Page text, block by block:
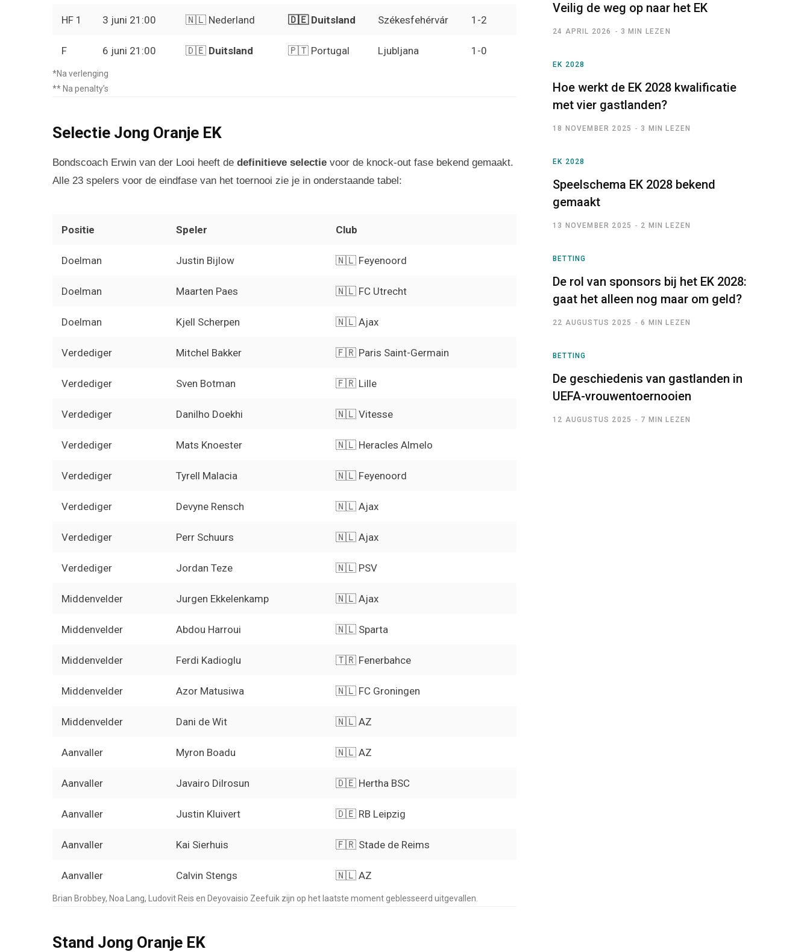
HF 1 3 juni 21:00 🇳🇱 Nederland 🇩🇪 Duitsland Székesfehérvár 1-2
F 6 juni 21:00 🇩🇪 Duitsland 🇵🇹 Portugal Ljubljana 1-0
*Na verlenging
** Na penalty’s
Selectie Jong Oranje EK
Bondscoach Erwin van der Looi heeft de definitieve selectie voor de knock-out fase bekend gemaakt.
Alle 23 spelers voor de eindfase van het toernooi zie je in onderstaande tabel:
Positie Speler Club
Doelman Justin Bijlow 🇳🇱 Feyenoord
Doelman Maarten Paes 🇳🇱 FC Utrecht
Doelman Kjell Scherpen 🇳🇱 Ajax
Verdediger Mitchel Bakker 🇫🇷 Paris Saint-Germain
Verdediger Sven Botman 🇫🇷 Lille
Verdediger Danilho Doekhi 🇳🇱 Vitesse
Verdediger Mats Knoester 🇳🇱 Heracles Almelo
Verdediger Tyrell Malacia 🇳🇱 Feyenoord
Verdediger Devyne Rensch 🇳🇱 Ajax
Verdediger Perr Schuurs 🇳🇱 Ajax
Verdediger Jordan Teze 🇳🇱 PSV
Middenvelder Jurgen Ekkelenkamp 🇳🇱 Ajax
Middenvelder Abdou Harroui 🇳🇱 Sparta
Middenvelder Ferdi Kadioglu 🇹🇷 Fenerbahce
Middenvelder Azor Matusiwa 🇳🇱 FC Groningen
Middenvelder Dani de Wit 🇳🇱 AZ
Aanvaller Myron Boadu 🇳🇱 AZ
Aanvaller Javairo Dilrosun 🇩🇪 Hertha BSC
Aanvaller Justin Kluivert 🇩🇪 RB Leipzig
Aanvaller Kai Sierhuis 🇫🇷 Stade de Reims
Aanvaller Calvin Stengs 🇳🇱 AZ
Brian Brobbey, Noa Lang, Ludovit Reis en Deyovaisio Zeefuik zijn op het laatste moment geblesseerd uitgevallen.
Stand Jong Oranje EK
Veilig de weg op naar het EK
24 APRIL 2026 3 MIN LEZEN
EK 2028
Hoe werkt de EK 2028 kwalificatie
met vier gastlanden?
18 NOVEMBER 2025 3 MIN LEZEN
EK 2028
Speelschema EK 2028 bekend
gemaakt
13 NOVEMBER 2025 2 MIN LEZEN
BETTING
De rol van sponsors bij het EK 2028:
gaat het alleen nog maar om geld?
22 AUGUSTUS 2025 6 MIN LEZEN
BETTING
De geschiedenis van gastlanden in
UEFA-vrouwentoernooien
12 AUGUSTUS 2025 7 MIN LEZEN